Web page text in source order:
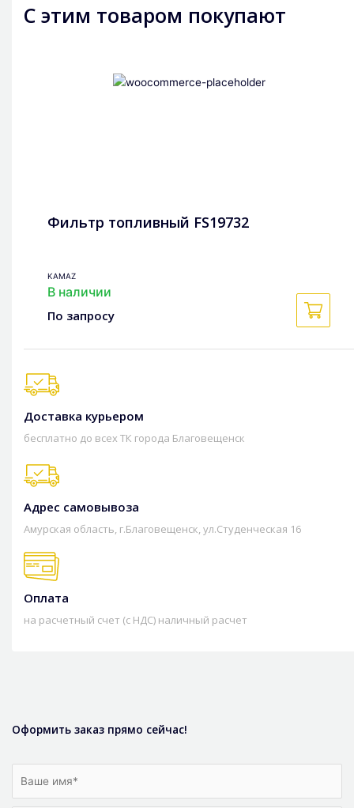
С этим товаром покупают
Фильтр топливный FS19732
KAMAZ
В наличии
По запросу
Доставка курьером
бесплатно до всех ТК города Благовещенск
Адрес самовывоза
Амурская область, г.Благовещенск, ул.Студенческая 16
Оплата
на расчетный счет (с НДС) наличный расчет
Оформить заказ прямо сейчас!